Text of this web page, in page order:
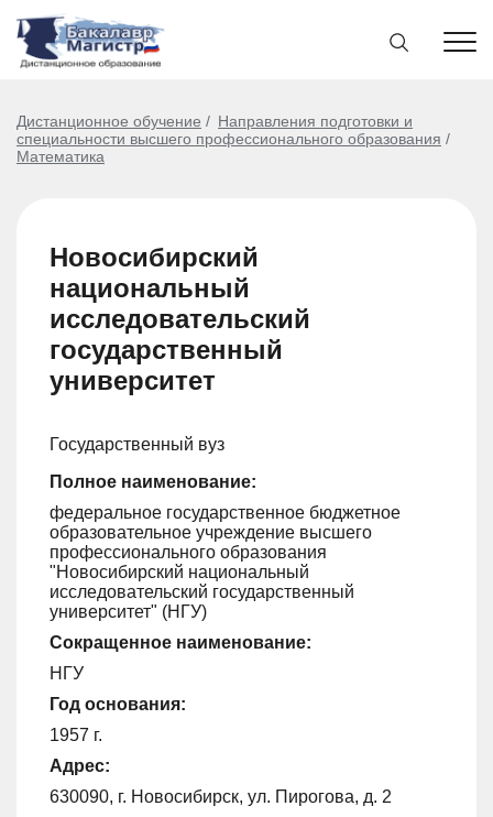
Дистанционное обучение
Направления подготовки и
специальности высшего профессионального образования
Математика
Новосибирский
национальный
исследовательский
государственный
университет
Государственный вуз
Полное наименование:
федеральное государственное бюджетное
образовательное учреждение высшего
профессионального образования
"Новосибирский национальный
исследовательский государственный
университет" (НГУ)
Сокращенное наименование:
НГУ
Год основания:
1957 г.
Адрес:
630090, г. Новосибирск, ул. Пирогова, д. 2